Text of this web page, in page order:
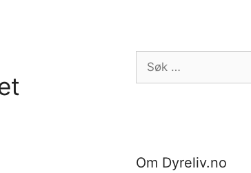
Søk
etter:
Om Dyreliv.no